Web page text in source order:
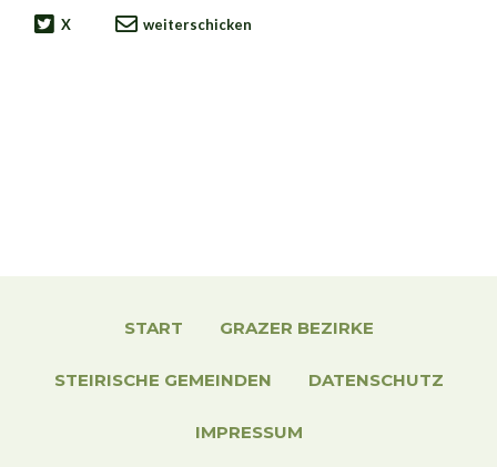
X weiterschicken
START GRAZER BEZIRKE
STEIRISCHE GEMEINDEN DATENSCHUTZ
IMPRESSUM